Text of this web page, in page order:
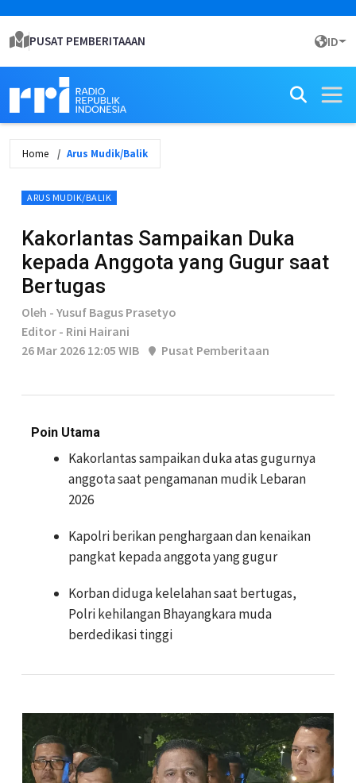
PUSAT PEMBERITAAAN ID
Home Arus Mudik/Balik
ARUS MUDIK/BALIK
Kakorlantas Sampaikan Duka
kepada Anggota yang Gugur saat
Bertugas
Oleh - Yusuf Bagus Prasetyo
Editor - Rini Hairani
26 Mar 2026 12:05 WIB
Pusat Pemberitaan
Poin Utama
Kakorlantas sampaikan duka atas gugurnya
anggota saat pengamanan mudik Lebaran
2026
Kapolri berikan penghargaan dan kenaikan
pangkat kepada anggota yang gugur
Korban diduga kelelahan saat bertugas,
Polri kehilangan Bhayangkara muda
berdedikasi tinggi